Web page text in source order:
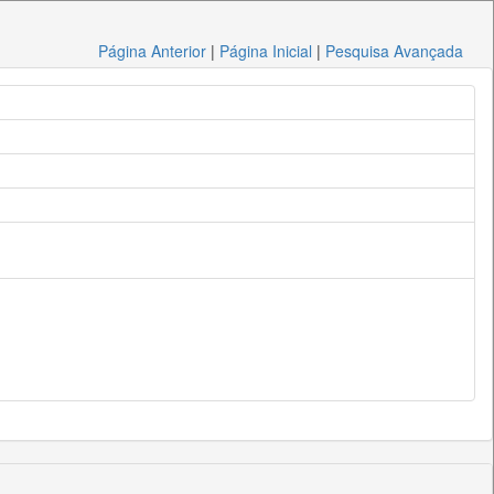
Página Anterior | Página Inicial | Pesquisa Avançada